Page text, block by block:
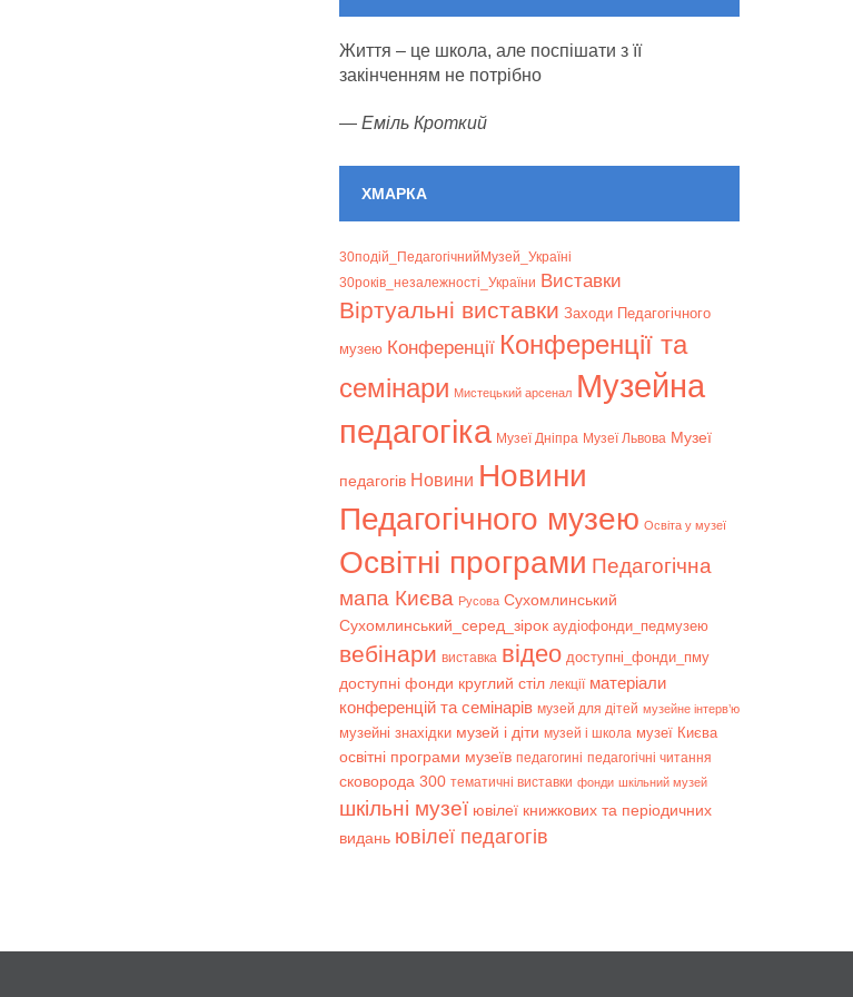
Життя – це школа, але поспішати з її
закінченням не потрібно
— Еміль Кроткий
ХМАРКА
30подій_ПедагогічнийМузей_Україні
30років_незалежності_України Bиставки
Віртуальні виставки Заходи Педагогічного
музею Конференції Конференції та
семінари Мистецький арсенал Музейна
педагогіка Музеї Дніпра Музеї Львова Музеї
педагогів Новини Новини
Педагогічного музею Освіта у музеї
Освітні програми Педагогічна
мапа Києва Русова Сухомлинський
Сухомлинський_серед_зірок аудіофонди_педмузею
вебінари виставка відео доступні_фонди_пму
доступні фонди круглий стіл лекції матеріали
конференцій та семінарів музей для дітей музейне інтерв’ю
музейні знахідки музей і діти музей і школа музеї Києва
освітні програми музеїв педагогині педагогічні читання
сковорода 300 тематичні виставки фонди шкільний музей
шкільні музеї ювілеї книжкових та періодичних
видань ювілеї педагогів